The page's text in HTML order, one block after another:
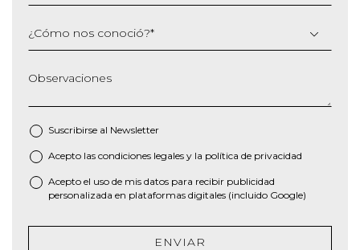
¿Cómo nos conoció?*
Observaciones
Suscribirse al Newsletter
* Acepto las condiciones legales y la política de privacidad
Acepto el uso de mis datos para recibir publicidad
personalizada en plataformas digitales (incluido Google)
ENVIAR